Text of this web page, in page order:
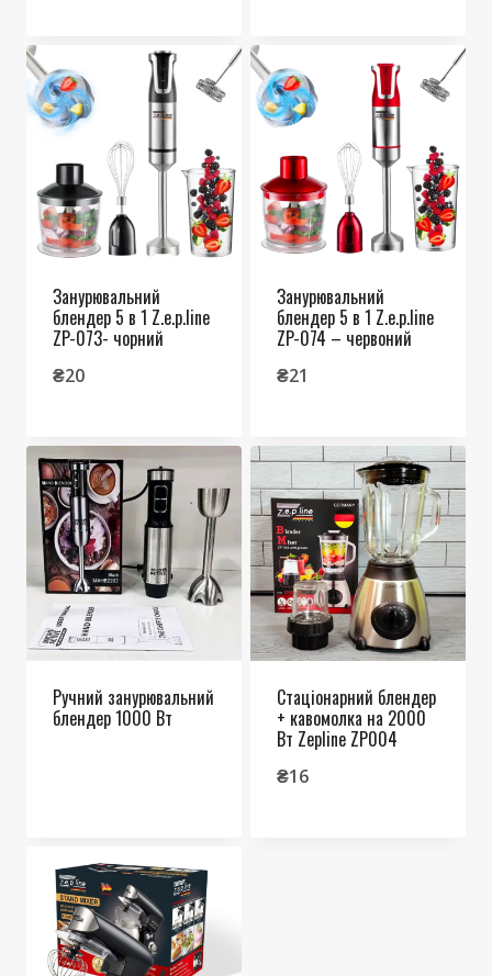
Занурювальний
блендер 5 в 1 Z.e.p.line
ZP-073- чорний
₴20
Занурювальний
блендер 5 в 1 Z.e.p.line
ZP-074 – червоний
₴21
Ручний занурювальний
блендер 1000 Вт
Стаціонарний блендер
+ кавомолка на 2000
Вт Zepline ZP004
₴16